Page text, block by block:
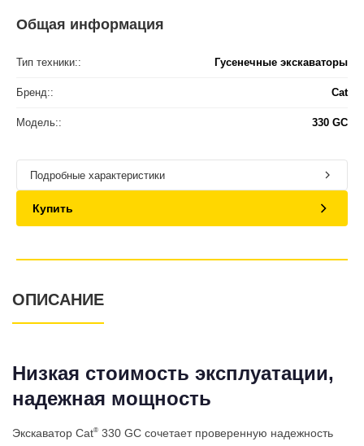
Общая информация
Тип техники:: Гусенечные экскаваторы
Бренд:: Cat
Модель:: 330 GC
Подробные характеристики
Купить
ОПИСАНИЕ
Низкая стоимость эксплуатации,
надежная мощность
Экскаватор Cat® 330 GC сочетает проверенную надежность